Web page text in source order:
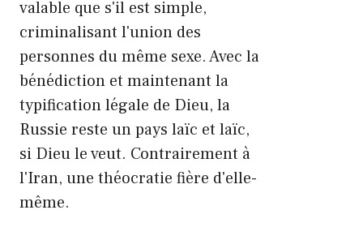
valable que s'il est simple,
criminalisant l'union des
personnes du même sexe. Avec la
bénédiction et maintenant la
typification légale de Dieu, la
Russie reste un pays laïc et laïc,
si Dieu le veut. Contrairement à
l'Iran, une théocratie fière d'elle-
même.